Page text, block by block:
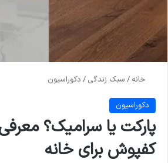
خانه / سبک زندگی / دکوراسیون
دکوراسیون
پارکت یا سرامیک؟
کفپوش برای خانه